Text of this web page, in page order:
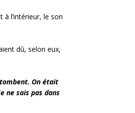
l’intérieur, le son
dû, selon eux,
On était
ne sais pas dans